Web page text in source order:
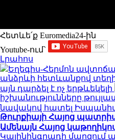
Հետևե՛ք Euromedia24-ին
Youtube-ում`
Լրահոս
Եղեգիս-Հերմոն
անձրևի հետևանքով տեղի
այն դարձել է ոչ երթևեկելի
իշխանությունները
նավակով հատել
Թուրքիայի Հայոց
Ամենայն Հայոց
Կալինինգրադի մարզում